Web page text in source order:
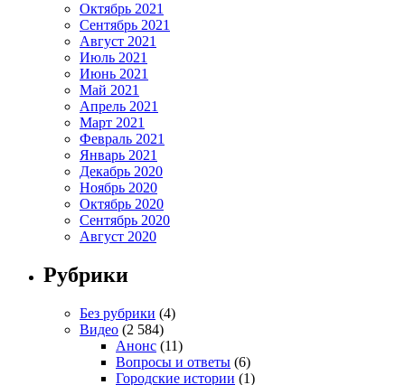
Октябрь 2021
Сентябрь 2021
Август 2021
Июль 2021
Июнь 2021
Май 2021
Апрель 2021
Март 2021
Февраль 2021
Январь 2021
Декабрь 2020
Ноябрь 2020
Октябрь 2020
Сентябрь 2020
Август 2020
Рубрики
Без рубрики (4)
Видео (2 584)
Анонс (11)
Вопросы и ответы (6)
Городские истории (1)